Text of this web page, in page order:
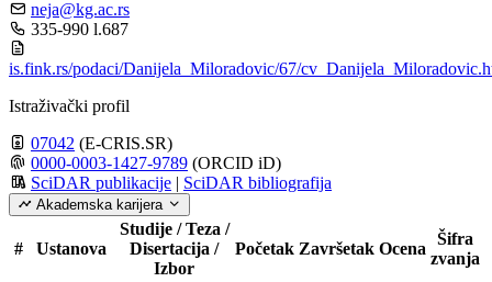
neja@kg.ac.rs
335-990 l.687
is.fink.rs/podaci/Danijela_Miloradovic/67/
Istraživački profil
07042 (E-CRIS.SR)
0000-0003-1427-9789 (ORCID iD)
SciDAR publikacije | SciDAR bibliografija
Akademska karijera
# Ustanova
Studije / Teza /
Disertacija /
Izbor
Početak Završetak Ocena
Šifra
zvanja